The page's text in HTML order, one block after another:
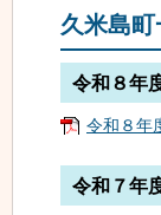
久米島
令和８年
令和８年
令和７年